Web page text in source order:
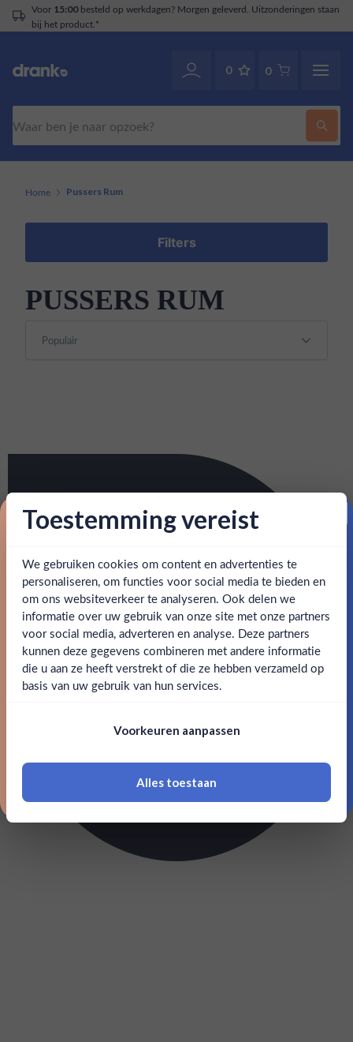
Voor 15:00besteld op werkdagen? Morgen geleverd. Uitzonderingen staan
bij het product.*
0 0
Ben jij 18 jaar of ouder?
Ja Nee
18 jaar of ouder zijn
Home Pussers Rum
Filters
PUSSERS RUM
Toestemming vereist
We gebruiken cookies om content en advertenties te
personaliseren, om functies voor social media te bieden en
om ons websiteverkeer te analyseren. Ook delen we
informatie over uw gebruik van onze site met onze partners
voor social media, adverteren en analyse. Deze partners
kunnen deze gegevens combineren met andere informatie
die u aan ze heeft verstrekt of die ze hebben verzameld op
basis van uw gebruik van hun services.
Voorkeuren aanpassen
Alles toestaan
Proost op je eerste korting!
Schrijf je in en ontvang direct 5% korting op je eerste
bestelling.
Email
Claim mijn korting